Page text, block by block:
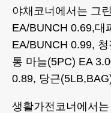
야채코너에서는 그
EA/BUNCH 0.69,대
EA/BUNCH 0.99,
통 마늘(5PC) EA
0.89, 당근
생활가전코너에서